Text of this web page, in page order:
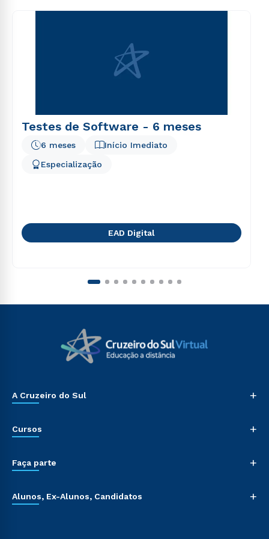
consequuntur magni dolores eos qui ratione
Testes de Software - 6 meses
Início Imediato
6 meses
Especialização
EAD Digital
A Cruzeiro do Sul +
Cursos +
Faça parte +
Alunos, Ex-Alunos, Candidatos +